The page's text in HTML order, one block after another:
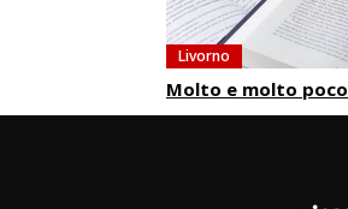
Livorno
Molto e molto poco